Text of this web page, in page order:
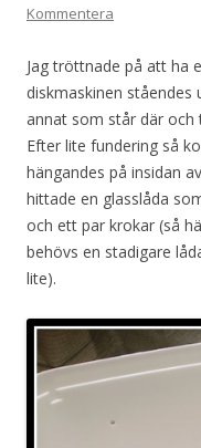
Kommentera
Jag tröttnade på att ha
diskmaskinen ståendes
annat som står där och
Efter lite fundering så
hängandes på insidan
hittade en glasslåda
och ett par krokar (så
behövs en stadigare
lite).